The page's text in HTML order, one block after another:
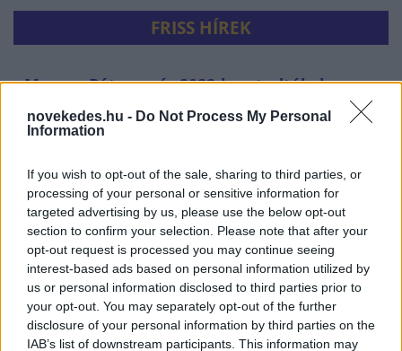
novekedes.hu - Do Not Process My Personal
Information
If you wish to opt-out of the sale, sharing to third parties, or
processing of your personal or sensitive information for
targeted advertising by us, please use the below opt-out
section to confirm your selection. Please note that after your
opt-out request is processed you may continue seeing
interest-based ads based on personal information utilized by
us or personal information disclosed to third parties prior to
your opt-out. You may separately opt-out of the further
disclosure of your personal information by third parties on the
IAB’s list of downstream participants. This information may
FRISS HÍREK
Magyar Péter: már 2022-ben tudták, hogy
az energiarendszer a végnapjait éli
HÍREK 3 órája